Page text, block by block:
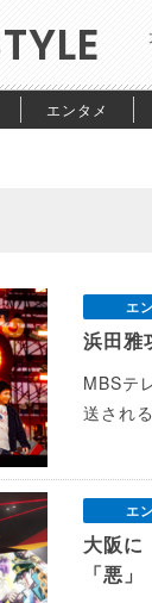
エンタメ
エ
浜田雅
MBSテ
送される
エ
大阪に
「悪」